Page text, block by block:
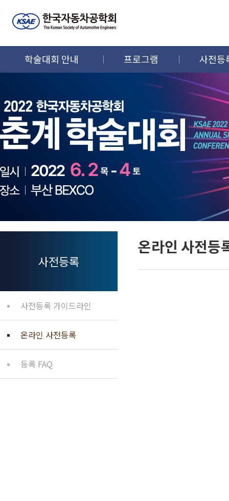
학술대회 안내 프로그램 사전등
온라인 사전등
사전등록
사전등록 가이드라인
온라인 사전등록
등록 FAQ